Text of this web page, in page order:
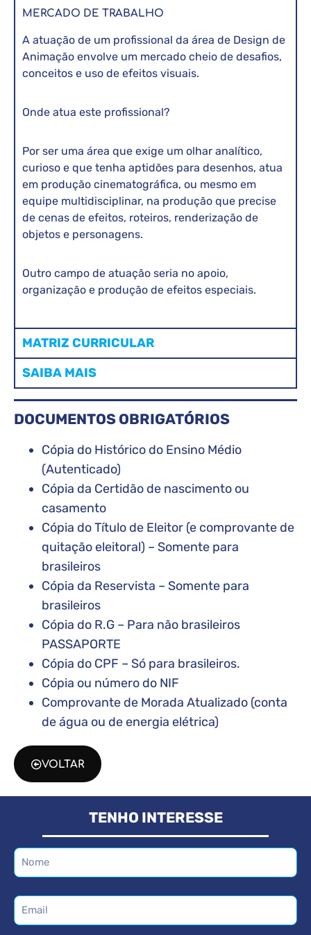
MERCADO DE TRABALHO
A atuação de um profissional da área de Design de
Animação envolve um mercado cheio de desafios,
conceitos e uso de efeitos visuais.
Onde atua este profissional?
Por ser uma área que exige um olhar analítico,
curioso e que tenha aptidões para desenhos, atua
em produção cinematográfica, ou mesmo em
equipe multidisciplinar, na produção que precise
de cenas de efeitos, roteiros, renderização de
objetos e personagens.
Outro campo de atuação seria no apoio,
organização e produção de efeitos especiais.
MATRIZ CURRICULAR
SAIBA MAIS
DOCUMENTOS OBRIGATÓRIOS
Cópia do Histórico do Ensino Médio
(Autenticado)
Cópia da Certidão de nascimento ou
casamento
Cópia do Título de Eleitor (e comprovante de
quitação eleitoral) – Somente para
brasileiros
Cópia da Reservista – Somente para
brasileiros
Cópia do R.G – Para não brasileiros
PASSAPORTE
Cópia do CPF – Só para brasileiros.
Cópia ou número do NIF
Comprovante de Morada Atualizado (conta
de água ou de energia elétrica)
VOLTAR
TENHO INTERESSE